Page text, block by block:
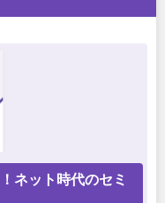
ネット時代のセミ